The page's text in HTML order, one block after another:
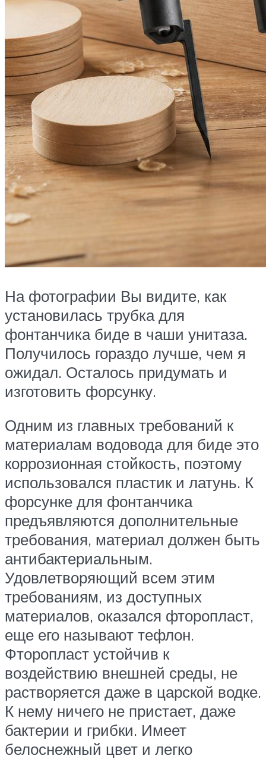
На фотографии Вы видите, как
установилась трубка для
фонтанчика биде в чаши унитаза.
Получилось гораздо лучше, чем я
ожидал. Осталось придумать и
изготовить форсунку.
Одним из главных требований к
материалам водовода для биде это
коррозионная стойкость, поэтому
использовался пластик и латунь. К
форсунке для фонтанчика
предъявляются дополнительные
требования, материал должен быть
антибактериальным.
Удовлетворяющий всем этим
требованиям, из доступных
материалов, оказался фторопласт,
еще его называют тефлон.
Фторопласт устойчив к
воздействию внешней среды, не
растворяется даже в царской водке.
К нему ничего не пристает, даже
бактерии и грибки. Имеет
белоснежный цвет и легко